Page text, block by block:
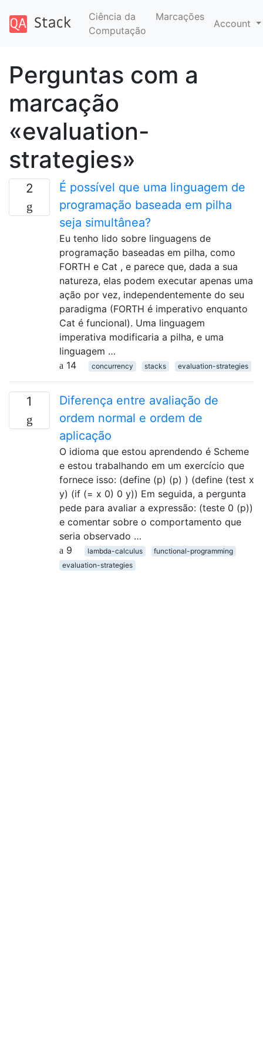
Ciência da
Computação
Marcações
Account
Perguntas com a
marcação
«evaluation-
strategies»
2
É possível que uma linguagem de
programação baseada em pilha
seja simultânea?
Eu tenho lido sobre linguagens de
programação baseadas em pilha, como
FORTH e Cat , e parece que, dada a sua
natureza, elas podem executar apenas uma
ação por vez, independentemente do seu
paradigma (FORTH é imperativo enquanto
Cat é funcional). Uma linguagem
imperativa modificaria a pilha, e uma
linguagem …
14
concurrency stacks evaluation-strategies
1
Diferença entre avaliação de
ordem normal e ordem de
aplicação
O idioma que estou aprendendo é Scheme
e estou trabalhando em um exercício que
fornece isso: (define (p) (p) ) (define (test x
y) (if (= x 0) 0 y)) Em seguida, a pergunta
pede para avaliar a expressão: (teste 0 (p))
e comentar sobre o comportamento que
seria observado …
9
lambda-calculus
functional-programming
evaluation-strategies